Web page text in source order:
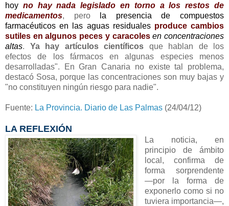
hoy no hay nada legislado en torno a los restos de
medicamentos, pero
la presencia de compuestos
farmacéuticos en las aguas residuales produce cambios
sutiles en algunos peces y caracolesen concentraciones
altas. Ya hay artículos científicos que hablan de los
efectos de los fármacos en algunas especies menos
desarrolladas". En Gran Canaria no existe tal problema,
destacó Sosa, porque las concentraciones son muy bajas y
"no constituyen ningún riesgo para nadie".
Fuente: La Provincia. Diario de Las Palmas (24/04/12)
LA REFLEXIÓN
La noticia, en
principio de ámbito
local, confirma de
forma sorprendente
—por la forma de
exponerlo como si no
tuviera importancia—,